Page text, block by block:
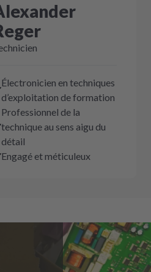
Électronicien en techniques
d’exploitation de formation
Professionnel de la
technique au sens aigu du
détail
Engagé et méticuleux